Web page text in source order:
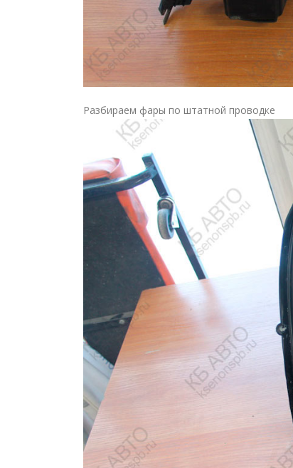
Разбираем фары по штатной проводке